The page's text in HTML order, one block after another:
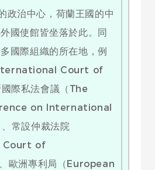
治中心，荷蘭王國的中
國使館皆坐落於此。同
國際組織的所在地，例
Court of
際私法會議（The
on International
常設仲裁法院
Court of
洲專利局（European